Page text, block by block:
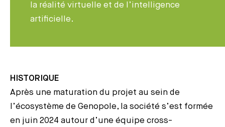
la réalité virtuelle et de l’intelligence
artificielle.
HISTORIQUE
Après une maturation du projet au sein de
l’écosystème de Genopole, la société s’est formée
en juin 2024 autour d’une équipe cross-